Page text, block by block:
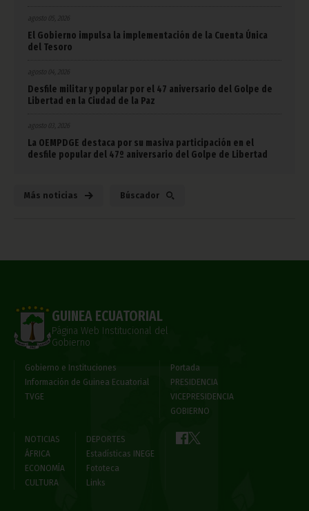
agosto 05, 2026
El Gobierno impulsa la implementación de la Cuenta Única
del Tesoro
agosto 04, 2026
Desfile militar y popular por el 47 aniversario del Golpe de
Libertad en la Ciudad de la Paz
agosto 03, 2026
La OEMPDGE destaca por su masiva participación en el
desfile popular del 47º aniversario del Golpe de Libertad
Más noticias Búscador
GUINEA ECUATORIAL
Página Web Institucional del
Gobierno
Gobierno e Instituciones
Información de Guinea Ecuatorial
TVGE
Portada
PRESIDENCIA
VICEPRESIDENCIA
GOBIERNO
NOTICIAS
ÁFRICA
ECONOMÍA
CULTURA
DEPORTES
Estadísticas INEGE
Fototeca
Links